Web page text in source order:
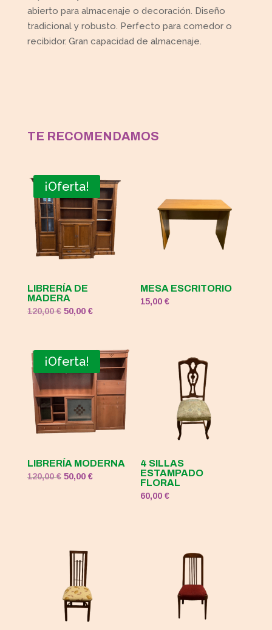
abierto para almacenaje o decoración. Diseño
tradicional y robusto. Perfecto para comedor o
recibidor. Gran capacidad de almacenaje.
TE RECOMENDAMOS
¡Oferta!
LIBRERÍA DE
MADERA
120,00€ El
era:
120,00 €.
50,00 €El
es:
50,00 €.
MESA ESCRITORIO
15,00€
¡Oferta!
LIBRERÍA MODERNA
120,00€ El
50,00 €El
4 SILLAS
ESTAMPADO
FLORAL
60,00€